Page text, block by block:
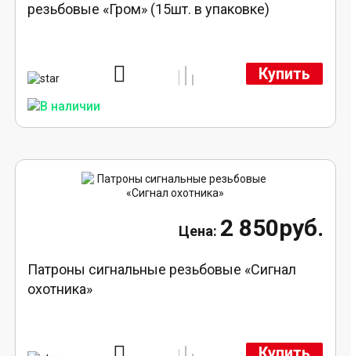
резьбовые «Гром» (15шт. в упаковке)
Купить
2 850руб.
Патроны сигнальные резьбовые «Сигнал
охотника»